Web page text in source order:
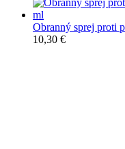
Obranný sprej proti
10,30 €